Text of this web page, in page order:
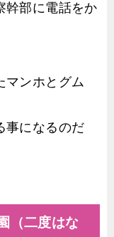
幹部に電話をか
マンホとグム
事になるのだ
（二度はな